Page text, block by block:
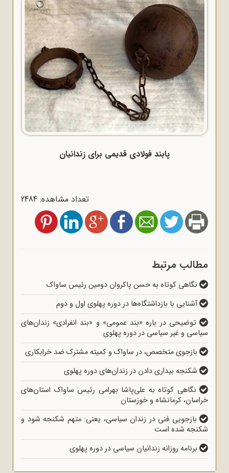
پابند فولادی قدیمی برای زندانیان
تعداد مشاهده: 2484
مطالب مرتبط
نگاهی کوتاه به حسن پاکروان دومین رئیس ساواک
آشنایی با بازداشتگاه‌ها در دوره پهلوی اول و دوم
توضیحی در باره «بند عمومی» و «بند انفرادی» زندان‌های
سیاسی و غیر سیاسی در دوره پهلوی
بازجوی متخصص، در ساواک و کمیته مشترک ضد خرابکاری
شکنجه بیداری دادن در زندان‌های دوره پهلوی
نگاهی کوتاه به علی‌پاشا بهرامی رئیس ساواک استان‌های
خراسان، کرمانشاه و خوزستان
بازجویی فنی در زندان سیاسی، یعنی: متهم شکنجه شود و
شکنجه شده است
برنامه روزانه زندانیان سیاسی در دوره پهلوی